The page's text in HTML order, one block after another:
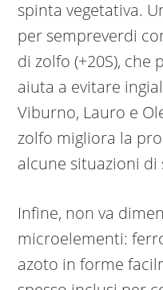
spinta vegetativa.
per sempreverdi
di zolfo (+20S), che
aiuta a evitare
Viburno, Lauro e
zolfo migliora la
alcune situazioni
Infine, non va
microelementi:
azoto in forme